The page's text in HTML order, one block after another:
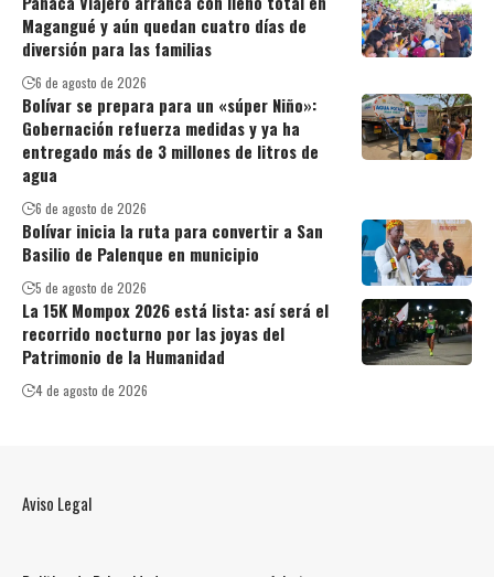
Magangué y aún quedan cuatro días de
diversión para las familias
6 de agosto de 2026
Bolívar se prepara para un «súper Niño»:
Gobernación refuerza medidas y ya ha
entregado más de 3 millones de litros de
agua
6 de agosto de 2026
Bolívar inicia la ruta para convertir a San
Basilio de Palenque en municipio
5 de agosto de 2026
La 15K Mompox 2026 está lista: así será el
recorrido nocturno por las joyas del
Patrimonio de la Humanidad
4 de agosto de 2026
Aviso Legal